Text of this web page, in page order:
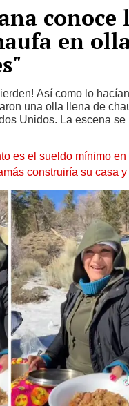
conoce
en
Así como lo
una olla llena de
Unidos. La escena se
es el sueldo mínimo
construiría su casa